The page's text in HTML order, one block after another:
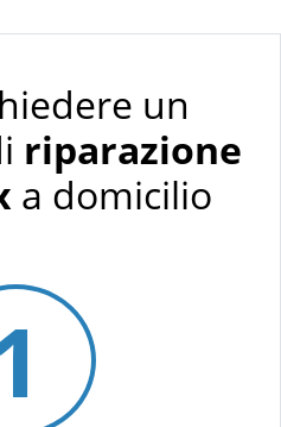
un
riparazione
a domicilio